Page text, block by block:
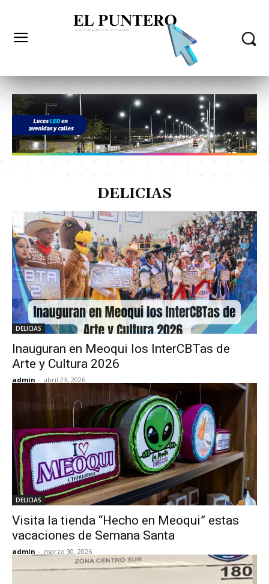
DELICIAS
DELICIAS
Inauguran en Meoqui los InterCBTas de
Arte y Cultura 2026
admin - abril 23, 2026
DELICIAS
Visita la tienda “Hecho en Meoqui” estas
vacaciones de Semana Santa
admin - marzo 30, 2026